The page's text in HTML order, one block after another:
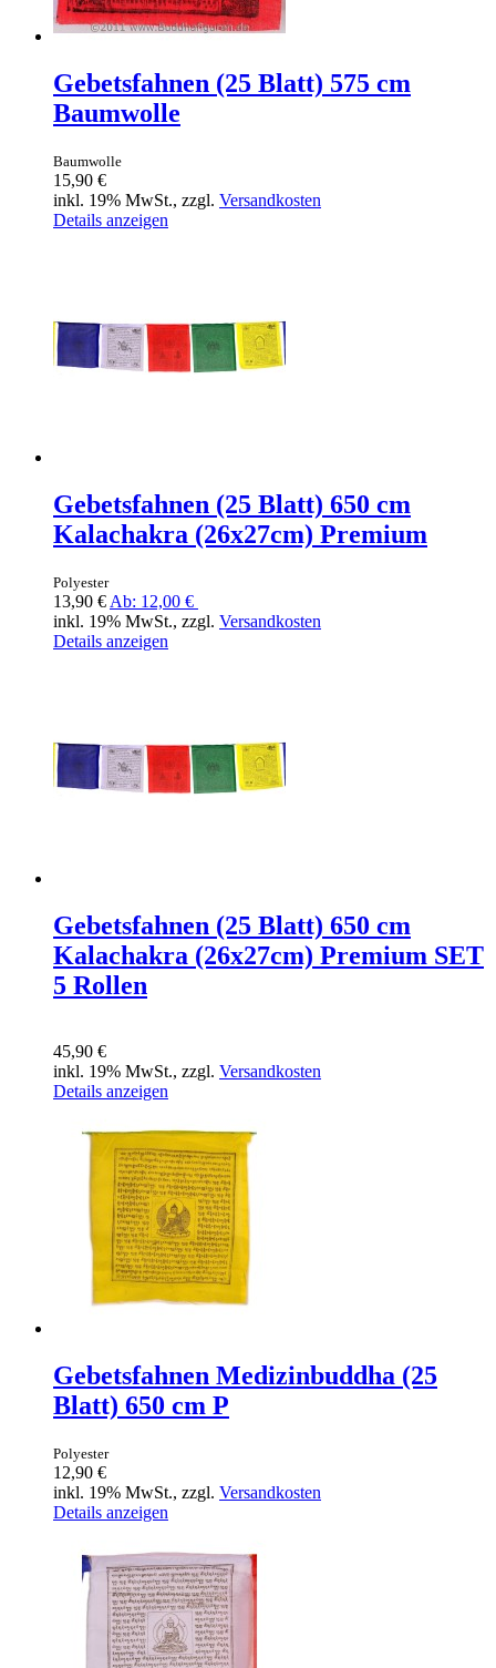
Gebetsfahnen (25 Blatt) 575 cm
Baumwolle
Baumwolle
15,90 €
inkl. 19% MwSt., zzgl. Versandkosten
Details anzeigen
Gebetsfahnen (25 Blatt) 650 cm
Kalachakra (26x27cm) Premium
Polyester
13,90 € Ab: 12,00 €
inkl. 19% MwSt., zzgl. Versandkosten
Details anzeigen
Gebetsfahnen (25 Blatt) 650 cm
Kalachakra (26x27cm) Premium SET
5 Rollen
45,90 €
inkl. 19% MwSt., zzgl. Versandkosten
Details anzeigen
Gebetsfahnen Medizinbuddha (25
Blatt) 650 cm P
Polyester
12,90 €
inkl. 19% MwSt., zzgl. Versandkosten
Details anzeigen